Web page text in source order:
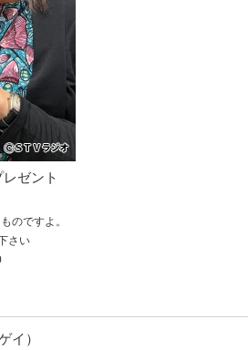
ゼント
のですよ。
さい
イ）